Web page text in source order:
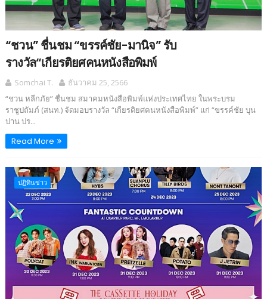
“ชวน” ชื่นชม “ขรรค์ชัย-มานิจ” รับ
รางวัล“เกียรติยศคนหนังสือพิมพ์
Somchai T.
ธันวาคม 25, 2566
“ชวน หลีกภัย” ชื่นชม สมาคมหนังสือพิมพ์แห่งประเทศไทย ในพระบรม
ราชูปถัมภ์ (สนท.) จัดมอบรางวัล “เกียรติยศคนหนังสือพิมพ์” แก่ “ขรรค์ชัย บุน
ปาน ปร...
Read More
ปฏิทินข่าว